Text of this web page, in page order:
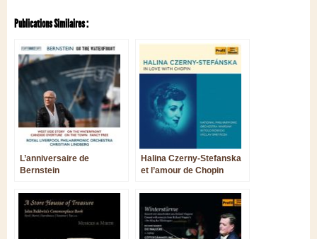
Publications Similaires :
L’anniversaire de
Bernstein
Halina Czerny-Stefanska
et l’amour de Chopin